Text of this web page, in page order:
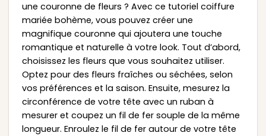
une couronne de fleurs ? Avec ce tutoriel coiffure
mariée bohème, vous pouvez créer une
magnifique couronne qui ajoutera une touche
romantique et naturelle à votre look. Tout d’abord,
choisissez les fleurs que vous souhaitez utiliser.
Optez pour des fleurs fraîches ou séchées, selon
vos préférences et la saison. Ensuite, mesurez la
circonférence de votre tête avec un ruban à
mesurer et coupez un fil de fer souple de la même
longueur. Enroulez le fil de fer autour de votre tête